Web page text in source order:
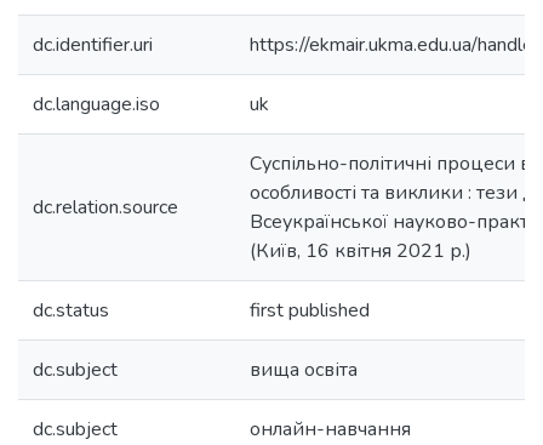
dc.identifier.uri https://ekmair.ukma.edu.ua/
dc.language.iso uk
dc.relation.source
Суспільно-політичні процеси в
особливості та виклики : тези
Всеукраїнської науково-
(Київ, 16 квітня 2021 р.)
dc.status first published
dc.subject вища освіта
dc.subject онлайн-навчання